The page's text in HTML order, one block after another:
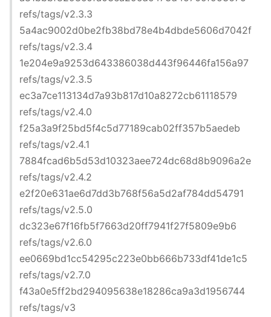
refs/tags/v2.3.3
5a4ac9002d0be2fb38bd78e4b4dbde5606d7042f
refs/tags/v2.3.4
1e204e9a9253d643386038d443f96446fa156a97
refs/tags/v2.3.5
ec3a7ce113134d7a93b817d10a8272cb61118579
refs/tags/v2.4.0
f25a3a9f25bd5f4c5d77189cab02ff357b5aedeb
refs/tags/v2.4.1
7884fcad6b5d53d10323aee724dc68d8b9096a2e
refs/tags/v2.4.2
e2f20e631ae6d7dd3b768f56a5d2af784dd54791
refs/tags/v2.5.0
dc323e67f16fb5f7663d20ff7941f27f5809e9b6
refs/tags/v2.6.0
ee0669bd1cc54295c223e0bb666b733df41de1c5
refs/tags/v2.7.0
f43a0e5ff2bd294095638e18286ca9a3d1956744
refs/tags/v3